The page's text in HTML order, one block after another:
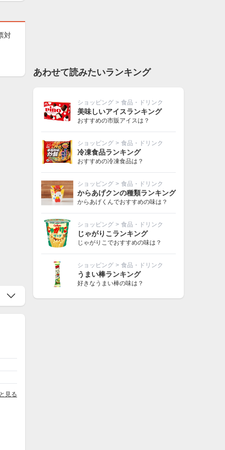
対
見る
あわせて読みたいランキング
ショッピング > 食品・ドリンク
美味しいアイスランキング
おすすめの市販アイスは？
ショッピング > 食品・ドリンク
冷凍食品ランキング
おすすめの冷凍食品は？
ショッピング > 食品・ドリンク
からあげクンの種類ランキング
からあげくんでおすすめの味は？
ショッピング > 食品・ドリンク
じゃがりこランキング
じゃがりこでおすすめの味は？
ショッピング > 食品・ドリンク
うまい棒ランキング
好きなうまい棒の味は？